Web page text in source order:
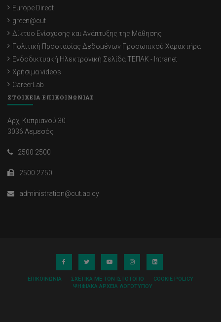
Europe Direct
green@cut
Δίκτυο Ενίσχυσης και Ανάπτυξης της Μάθησης
Πολιτική Προστασίας Δεδομένων Προσωπικού Χαρακτήρα
Ενδοδικτυακή Ηλεκτρονική Σελίδα ΤΕΠΑΚ - Intranet
Χρήσιμα videos
CareerLab
ΣΤΟΙΧΕΙΑ ΕΠΙΚΟΙΝΩΝΙΑΣ
Αρχ. Κυπριανού 30
3036 Λεμεσός
2500 2500
2500 2750
administration@cut.ac.cy
ΕΠΙΚΟΙΝΩΝΊΑ ΣΧΕΤΙΚΆ ΜΕ ΤΟΝ ΙΣΤΌΤΟΠΟ
COOKIE POLICY
ΨΗΦΙΑΚΆ ΑΡΧΕΊΑ ΛΟΓΌΤΥΠΟΥ